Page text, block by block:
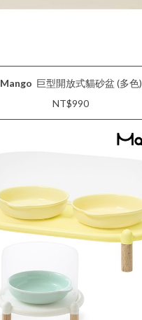
Mango 巨型開放式貓砂盆 (多色)
NT$990